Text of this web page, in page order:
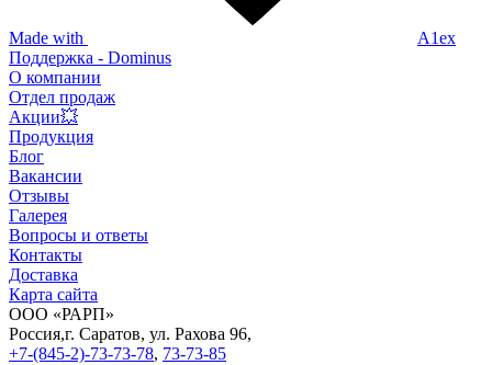
Made with
A1ex
Поддержка - Dominus
О компании
Отдел продаж
Акции💥
Продукция
Блог
Вакансии
Отзывы
Галерея
Вопросы и ответы
Контакты
Доставка
Карта сайта
ООО «РАРП»
Россия,г. Саратов, ул. Рахова 96,
+7-(845-2)-73-73-78, 73-73-85